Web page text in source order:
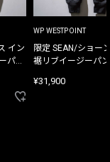
イン
パン
WP WESTPOINT
限定 SEAN/ショー
裾リブイージーパ
¥31,900